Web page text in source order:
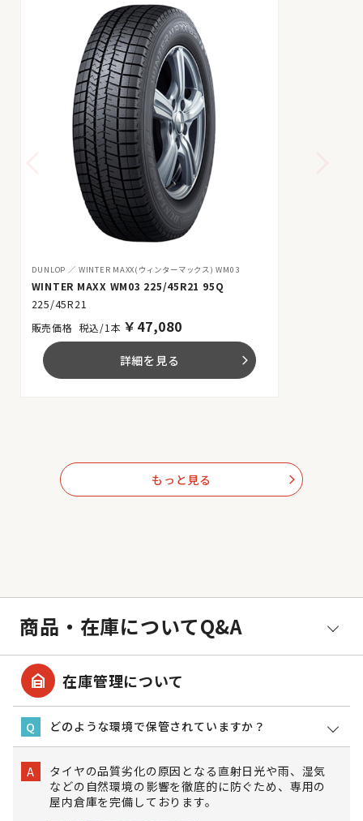
DUNLOP WINTER MAXX(ウィンターマックス) WM03
WINTER MAXX WM03 225/45R21 95Q
225/45R21
税込/1本 ￥ 47,080
詳細を見る arrow_forward_ios
もっと見る arrow_forward_ios
商品・在庫についてQ&A
garage_home 在庫管理について
Q どのような環境で保管されていますか？
A
タイヤの品質劣化の原因となる直射日光や雨、湿気
などの自然環境の影響を徹底的に防ぐため、専用の
屋内倉庫を完備しております。